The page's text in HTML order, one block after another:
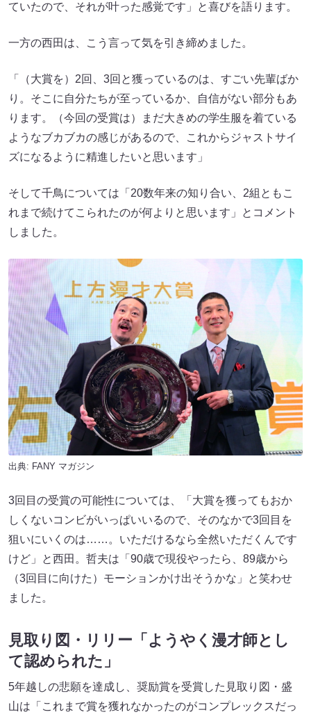
ていたので、それが叶った感覚です」と喜びを語ります。
一方の西田は、こう言って気を引き締めました。
「（大賞を）2回、3回と獲っているのは、すごい先輩ばか
り。そこに自分たちが至っているか、自信がない部分もあ
ります。（今回の受賞は）まだ大きめの学生服を着ている
ようなブカブカの感じがあるので、これからジャストサイ
ズになるように精進したいと思います」
そして千鳥については「20数年来の知り合い、2組ともこ
れまで続けてこられたのが何よりと思います」とコメント
しました。
出典: FANY マガジン
3回目の受賞の可能性については、「大賞を獲ってもおか
しくないコンビがいっぱいいるので、そのなかで3回目を
狙いにいくのは……。いただけるなら全然いただくんです
けど」と西田。哲夫は「90歳で現役やったら、89歳から
（3回目に向けた）モーションかけ出そうかな」と笑わせ
ました。
見取り図・リリー「ようやく漫才師とし
て認められた」
5年越しの悲願を達成し、奨励賞を受賞した見取り図・盛
山は「これまで賞を獲れなかったのがコンプレックスだっ